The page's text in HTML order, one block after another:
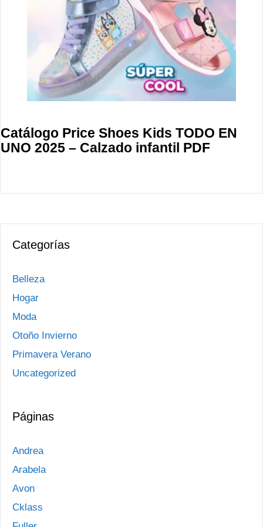
Catálogo Price Shoes Kids TODO EN
UNO 2025 – Calzado infantil PDF
Categorías
Belleza
Hogar
Moda
Otoño Invierno
Primavera Verano
Uncategorized
Páginas
Andrea
Arabela
Avon
Cklass